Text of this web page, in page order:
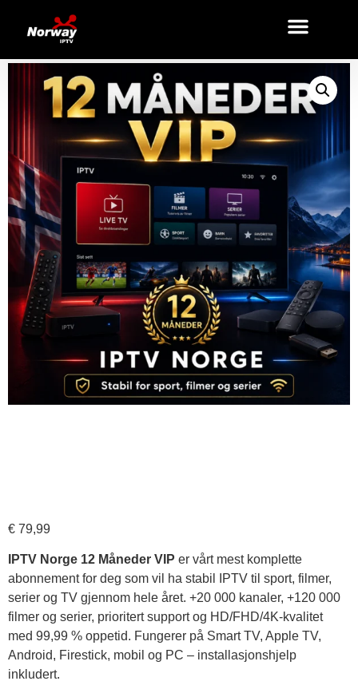
Home/VIP/ VIP IPTV Abonnement – 12 Måneder
€ 79,99
IPTV Norge 12 Måneder VIP er vårt mest komplette
abonnement for deg som vil ha stabil IPTV til sport, filmer,
serier og TV gjennom hele året. +20 000 kanaler, +120 000
filmer og serier, prioritert support og HD/FHD/4K-kvalitet
med 99,99 % oppetid. Fungerer på Smart TV, Apple TV,
Android, Firestick, mobil og PC – installasjonshjelp
inkludert.